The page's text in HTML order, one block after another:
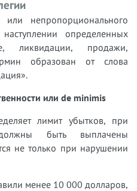
или непропорционального
определенных
продажи,
образован от слова
или de minimis
лимит убытков, при
быть выплачены
не только при нарушении
менее 10 000 долларов,